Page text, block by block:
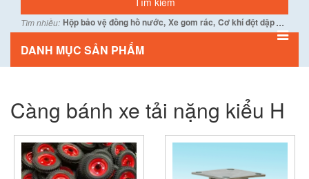
Tìm nhiều: Hộp bảo vệ đồng hồ nước, Xe gom rác, Cơ khí đột dập...
DANH MỤC SẢN PHẨM
Càng bánh xe tải nặng kiểu H